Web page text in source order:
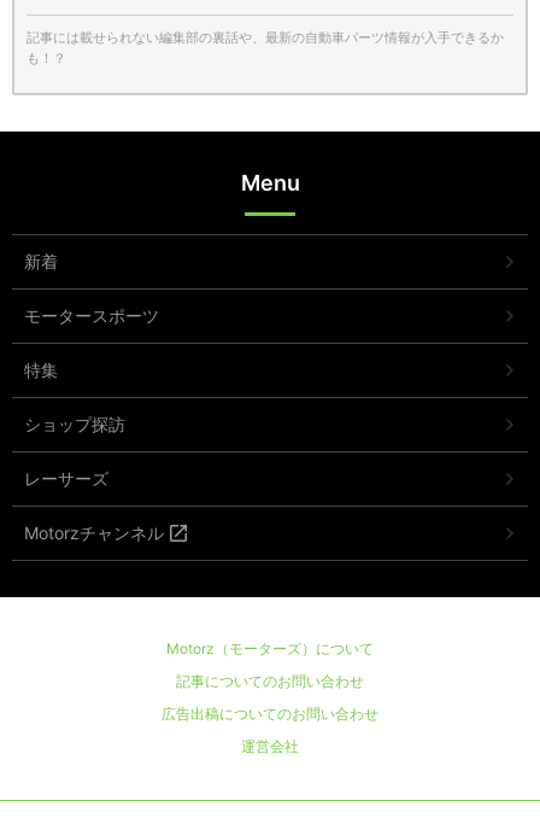
記事には載せられない編集部の裏話や、最新の自動車パーツ情報が入手できるか
も！？
Menu
新着
モータースポーツ
特集
ショップ探訪
レーサーズ
Motorzチャンネル
Motorz（モーターズ）について
記事についてのお問い合わせ
広告出稿についてのお問い合わせ
運営会社